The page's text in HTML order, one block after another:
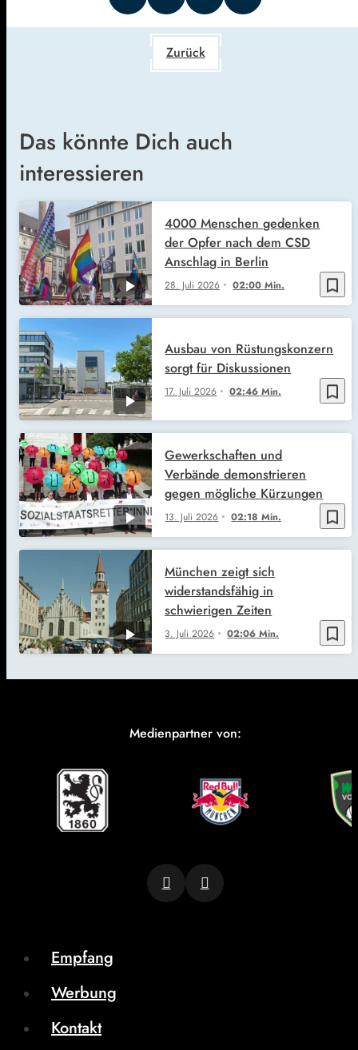
Zurück
Das könnte Dich auch
interessieren
bookmark_border
28. Juli 2026 02:00 Min.
4000 Menschen gedenken
der Opfer nach dem CSD
Anschlag in Berlin
bookmark_border
17. Juli 2026 02:46 Min.
Ausbau von Rüstungskonzern
sorgt für Diskussionen
bookmark_border
13. Juli 2026 02:18 Min.
Gewerkschaften und
Verbände demonstrieren
gegen mögliche Kürzungen
bookmark_border
3. Juli 2026 02:06 Min.
München zeigt sich
widerstandsfähig in
schwierigen Zeiten
Medienpartner von:
Empfang
Werbung
Kontakt